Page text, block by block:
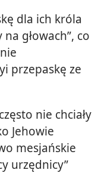
dla ich króla
głowach”, co
przepaskę ze
nie chciały
Jehowie
mesjańskie
urzędnicy”